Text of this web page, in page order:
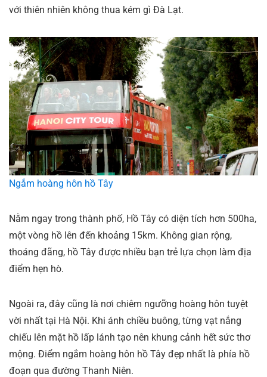
với thiên nhiên không thua kém gì Đà Lạt.
Ngắm hoàng hôn hồ Tây
Nằm ngay trong thành phố, Hồ Tây có diện tích hơn 500ha,
một vòng hồ lên đến khoảng 15km. Không gian rộng,
thoáng đãng, hồ Tây được nhiều bạn trẻ lựa chọn làm địa
điểm hẹn hò.
Ngoài ra, đây cũng là nơi chiêm ngưỡng hoàng hôn tuyệt
vời nhất tại Hà Nội. Khi ánh chiều buông, từng vạt nắng
chiếu lên mặt hồ lấp lánh tạo nên khung cảnh hết sức thơ
mộng. Điểm ngắm hoàng hôn hồ Tây đẹp nhất là phía hồ
đoạn qua đường Thanh Niên.